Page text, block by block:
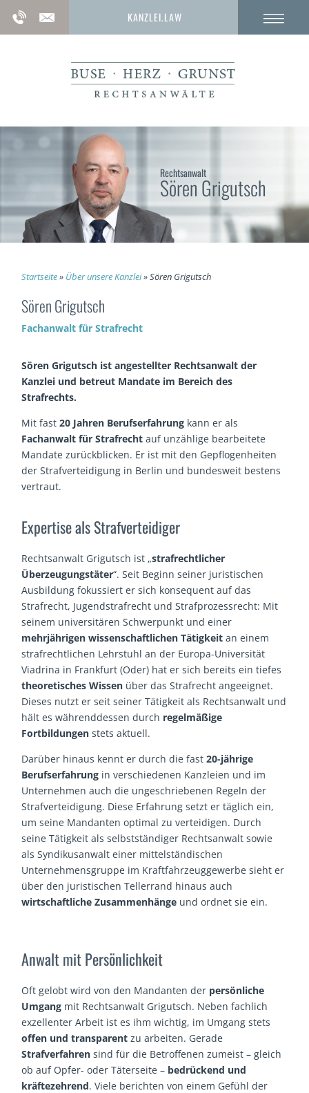
KANZLEI.LAW
Rechtsanwalt
Sören Grigutsch
Startseite» Über unsere Kanzlei»Sören Grigutsch
Sören Grigutsch
Fachanwalt für Strafrecht
Sören Grigutsch ist angestellter Rechtsanwalt der
Kanzlei und betreut Mandate im Bereich des
Strafrechts.
Mit fast20 Jahren Berufserfahrung kann er als
Fachanwalt für Strafrecht auf unzählige bearbeitete
Mandate zurückblicken. Er ist mit den Gepflogenheiten
der Strafverteidigung in Berlin und bundesweit bestens
vertraut.
Expertise als Strafverteidiger
Rechtsanwalt Grigutsch ist „strafrechtlicher
Überzeugungstäter“. Seit Beginn seiner juristischen
Ausbildung fokussiert er sich konsequent auf das
Strafrecht, Jugendstrafrecht und Strafprozessrecht: Mit
seinem universitären Schwerpunkt und einer
mehrjährigen wissenschaftlichen Tätigkeit an einem
strafrechtlichen Lehrstuhl an der Europa-Universität
Viadrina in Frankfurt (Oder) hat er sich bereits ein tiefes
theoretisches Wissen über das Strafrecht angeeignet.
Dieses nutzt er seit seiner Tätigkeit als Rechtsanwalt und
hält es währenddessen durch regelmäßige
Fortbildungen stets aktuell.
Darüber hinaus kennt er durch die fast20-jährige
Berufserfahrung in verschiedenen Kanzleien und im
Unternehmen auch die ungeschriebenen Regeln der
Strafverteidigung. Diese Erfahrung setzt er täglich ein,
um seine Mandanten optimal zu verteidigen. Durch
seine Tätigkeit als selbstständiger Rechtsanwalt sowie
als Syndikusanwalt einer mittelständischen
Unternehmensgruppe im Kraftfahrzeuggewerbe sieht er
über den juristischen Tellerrand hinaus auch
wirtschaftliche Zusammenhänge und ordnet sie ein.
Anwalt mit Persönlichkeit
Oft gelobt wird von den Mandanten der persönliche
Umgang mit Rechtsanwalt Grigutsch. Neben fachlich
exzellenter Arbeit ist es ihm wichtig, im Umgang stets
offen und transparent zu arbeiten. Gerade
Strafverfahren sind für die Betroffenen zumeist – gleich
ob auf Opfer- oder Täterseite – bedrückend und
kräftezehrend. Viele berichten von einem Gefühl der